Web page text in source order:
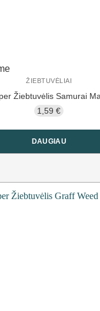
ŽIEBTUVĖLIAI
Žiebtuvėlis Samurai
1,59€
DAUGIAU